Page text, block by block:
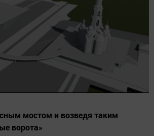
мостом и возведя таким
ворота»